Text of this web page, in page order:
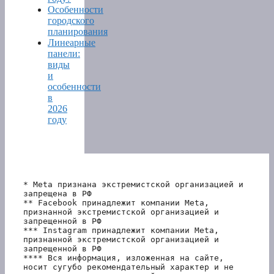
Особенности
городского
планирования
Линеарные
панели:
виды
и
особенности
в
2026
году
* Meta признана экстремистской организацией и
запрещена в РФ
** Facebook принадлежит компании Meta,
признанной экстремистской организацией и
запрещенной в РФ
*** Instagram принадлежит компании Meta,
признанной экстремистской организацией и
запрещенной в РФ
**** Вся информация, изложенная на сайте,
носит сугубо рекомендательный характер и не